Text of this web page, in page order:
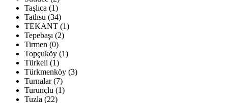
Taşlıca (1)
Tatlısu (34)
TEKANT (1)
Tepebaşı (2)
Tirmen (0)
Topçuköy (1)
Türkeli (1)
Türkmenköy (3)
Turnalar (7)
Turunçlu (1)
Tuzla (22)